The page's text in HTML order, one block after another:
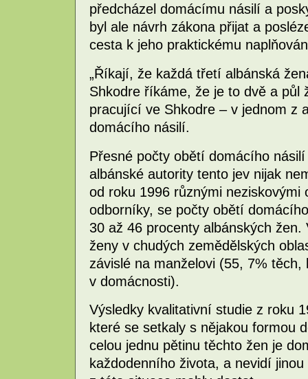
předcházel domácímu násilí a
byl ale návrh zákona přijat a
cesta k jeho praktickému
„Říkají, že každá třetí albánská
Shkodre říkáme, že je to dvě a půl
pracující ve Shkodre – v jednom z
domácího násilí.
Přesné počty obětí domácího
albánské autority tento jev nijak
od roku 1996 různými neziskovými
odborníky, se počty obětí
30 až 46 procenty albánských
ženy v chudých zemědělských
závislé na manželovi (55, 7%
v domácnosti).
Výsledky kvalitativní studie z roku
které se setkaly s nějakou formou
celou jednu pětinu těchto žen je
každodenního života, a nevidí